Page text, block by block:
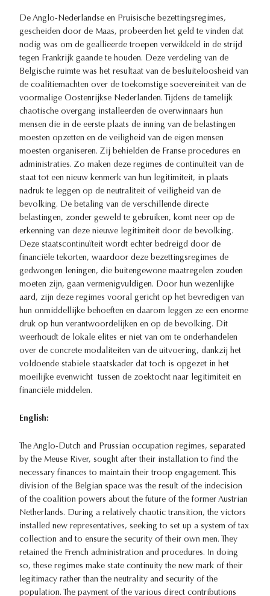
De Anglo-Nederlandse en Pruisische bezettingsregimes,
gescheiden door de Maas, probeerden het geld te vinden dat
nodig was om de geallieerde troepen verwikkeld in de strijd
tegen Frankrijk gaande te houden. Deze verdeling van de
Belgische ruimte was het resultaat van de besluiteloosheid van
de coalitiemachten over de toekomstige soevereiniteit van de
voormalige Oostenrijkse Nederlanden. Tijdens de tamelijk
chaotische overgang installeerden de overwinnaars hun
mensen die in de eerste plaats de inning van de belastingen
moesten opzetten en de veiligheid van de eigen mensen
moesten organiseren. Zij behielden de Franse procedures en
administraties. Zo maken deze regimes de continuïteit van de
staat tot een nieuw kenmerk van hun legitimiteit, in plaats
nadruk te leggen op de neutraliteit of veiligheid van de
bevolking. De betaling van de verschillende directe
belastingen, zonder geweld te gebruiken, komt neer op de
erkenning van deze nieuwe legitimiteit door de bevolking.
Deze staatscontinuïteit wordt echter bedreigd door de
financiële tekorten, waardoor deze bezettingsregimes de
gedwongen leningen, die buitengewone maatregelen zouden
moeten zijn, gaan vermenigvuldigen. Door hun wezenlijke
aard, zijn deze regimes vooral gericht op het bevredigen van
hun onmiddellijke behoeften en daarom leggen ze een enorme
druk op hun verantwoordelijken en op de bevolking. Dit
weerhoudt de lokale elites er niet van om te onderhandelen
over de concrete modaliteiten van de uitvoering, dankzij het
voldoende stabiele staatskader dat toch is opgezet in het
moeilijke evenwicht tussen de zoektocht naar legitimiteit en
financiële middelen.
English:
The Anglo-Dutch and Prussian occupation regimes, separated
by the Meuse River, sought after their installation to find the
necessary finances to maintain their troop engagement. This
division of the Belgian space was the result of the indecision
of the coalition powers about the future of the former Austrian
Netherlands. During a relatively chaotic transition, the victors
installed new representatives, seeking to set up a system of tax
collection and to ensure the security of their own men. They
retained the French administration and procedures. In doing
so, these regimes make state continuity the new mark of their
legitimacy rather than the neutrality and security of the
population. The payment of the various direct contributions